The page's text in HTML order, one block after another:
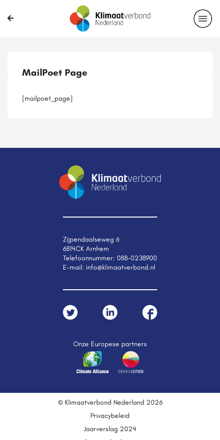
Casussen
MailPoet Page
[mailpoet_page]
Zijpendaalseweg 6
6814CK Arnhem
Telefoonnummer: 088-0238900
E-mail: info@klimaatverbond.nl
Onze Europese partners
© Klimaatverbond Nederland 2026
Privacybeleid
Jaarverslag 2024